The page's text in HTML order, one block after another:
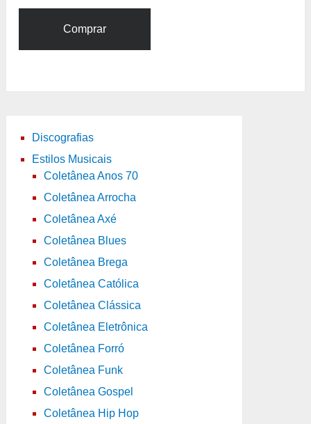
Comprar
Discografias
Estilos Musicais
Coletânea Anos 70
Coletânea Arrocha
Coletânea Axé
Coletânea Blues
Coletânea Brega
Coletânea Católica
Coletânea Clássica
Coletânea Eletrônica
Coletânea Forró
Coletânea Funk
Coletânea Gospel
Coletânea Hip Hop